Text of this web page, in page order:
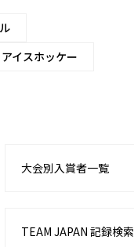
アイスホッケー
大会別入賞者一覧
TEAM JAPAN 記録検索